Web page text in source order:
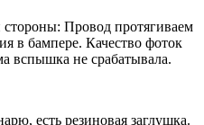
стороны: Провод протягиваем
в бампере. Качество фоток
вспышка не срабатывала.
есть резиновая заглушка.